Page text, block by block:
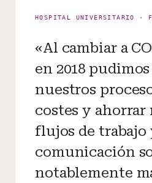
HOSPITAL UNIVERSITARIO ·
«Al cambiar a
en 2018
nuestros
costes y ahorrar
flujos de trabajo
comunicación
notablemente